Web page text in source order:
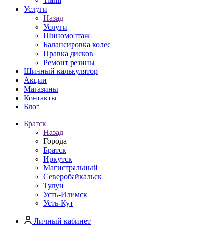
Услуги
Назад
Услуги
Шиномонтаж
Балансировка колес
Правка дисков
Ремонт резины
Шинный калькулятор
Акции
Магазины
Контакты
Блог
Братск
Назад
Города
Братск
Иркутск
Магистральный
Северобайкальск
Тулун
Усть-Илимск
Усть-Кут
Личный кабинет